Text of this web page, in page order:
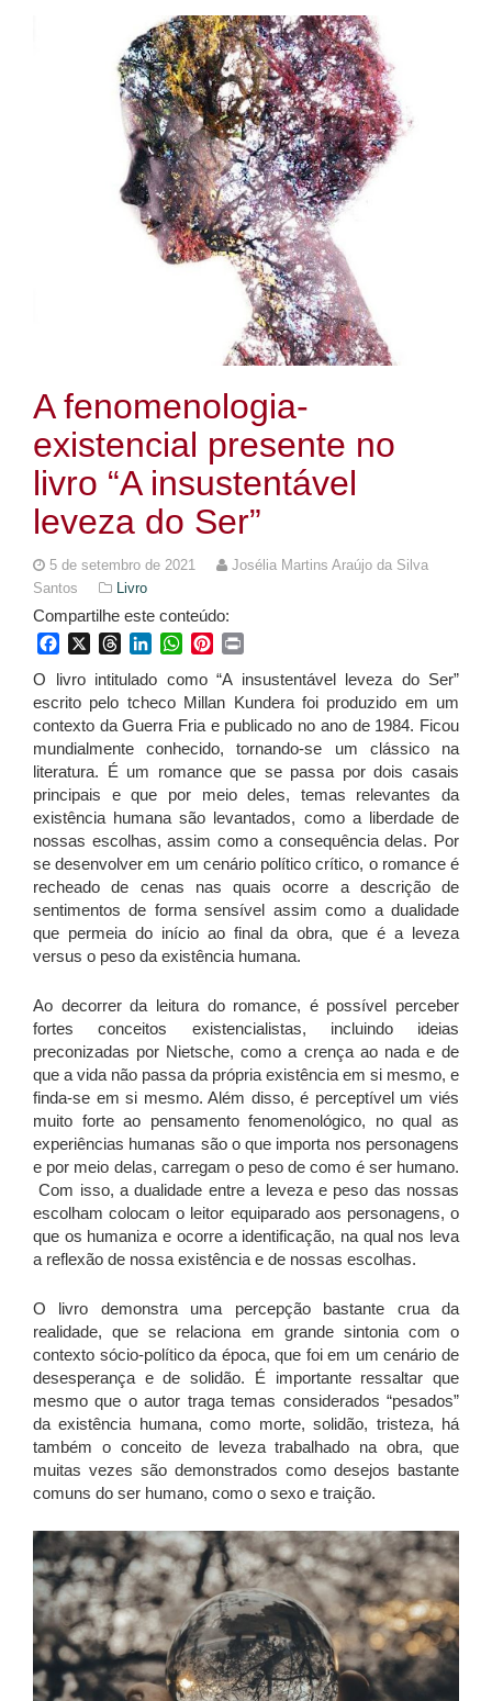
A fenomenologia-
existencial presente no
livro “A insustentável
leveza do Ser”
5 de setembro de 2021
Josélia Martins Araújo da Silva
Santos
Livro
Compartilhe este conteúdo:
FacebookThreadsLinkedInWhatsApp
Pinterest
O livro intitulado como “A insustentável leveza do Ser”
escrito pelo tcheco Millan Kundera foi produzido em um
contexto da Guerra Fria e publicado no ano de 1984. Ficou
mundialmente conhecido, tornando-se um clássico na
literatura. É um romance que se passa por dois casais
principais e que por meio deles, temas relevantes da
existência humana são levantados, como a liberdade de
nossas escolhas, assim como a consequência delas. Por
se desenvolver em um cenário político crítico, o romance é
recheado de cenas nas quais ocorre a descrição de
sentimentos de forma sensível assim como a dualidade
que permeia do início ao final da obra, que é a leveza
versus o peso da existência humana.
Ao decorrer da leitura do romance, é possível perceber
fortes conceitos existencialistas, incluindo ideias
preconizadas por Nietsche, como a crença ao nada e de
que a vida não passa da própria existência em si mesmo, e
finda-se em si mesmo. Além disso, é perceptível um viés
muito forte ao pensamento fenomenológico, no qual as
experiências humanas são o que importa nos personagens
e por meio delas, carregam o peso de como é ser humano.
Com isso, a dualidade entre a leveza e peso das nossas
escolham colocam o leitor equiparado aos personagens, o
que os humaniza e ocorre a identificação, na qual nos leva
a reflexão de nossa existência e de nossas escolhas.
O livro demonstra uma percepção bastante crua da
realidade, que se relaciona em grande sintonia com o
contexto sócio-político da época, que foi em um cenário de
desesperança e de solidão. É importante ressaltar que
mesmo que o autor traga temas considerados “pesados”
da existência humana, como morte, solidão, tristeza, há
também o conceito de leveza trabalhado na obra, que
muitas vezes são demonstrados como desejos bastante
comuns do ser humano, como o sexo e traição.